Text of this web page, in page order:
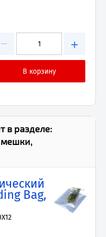
− +
в разделе:
мешки,
Bag,